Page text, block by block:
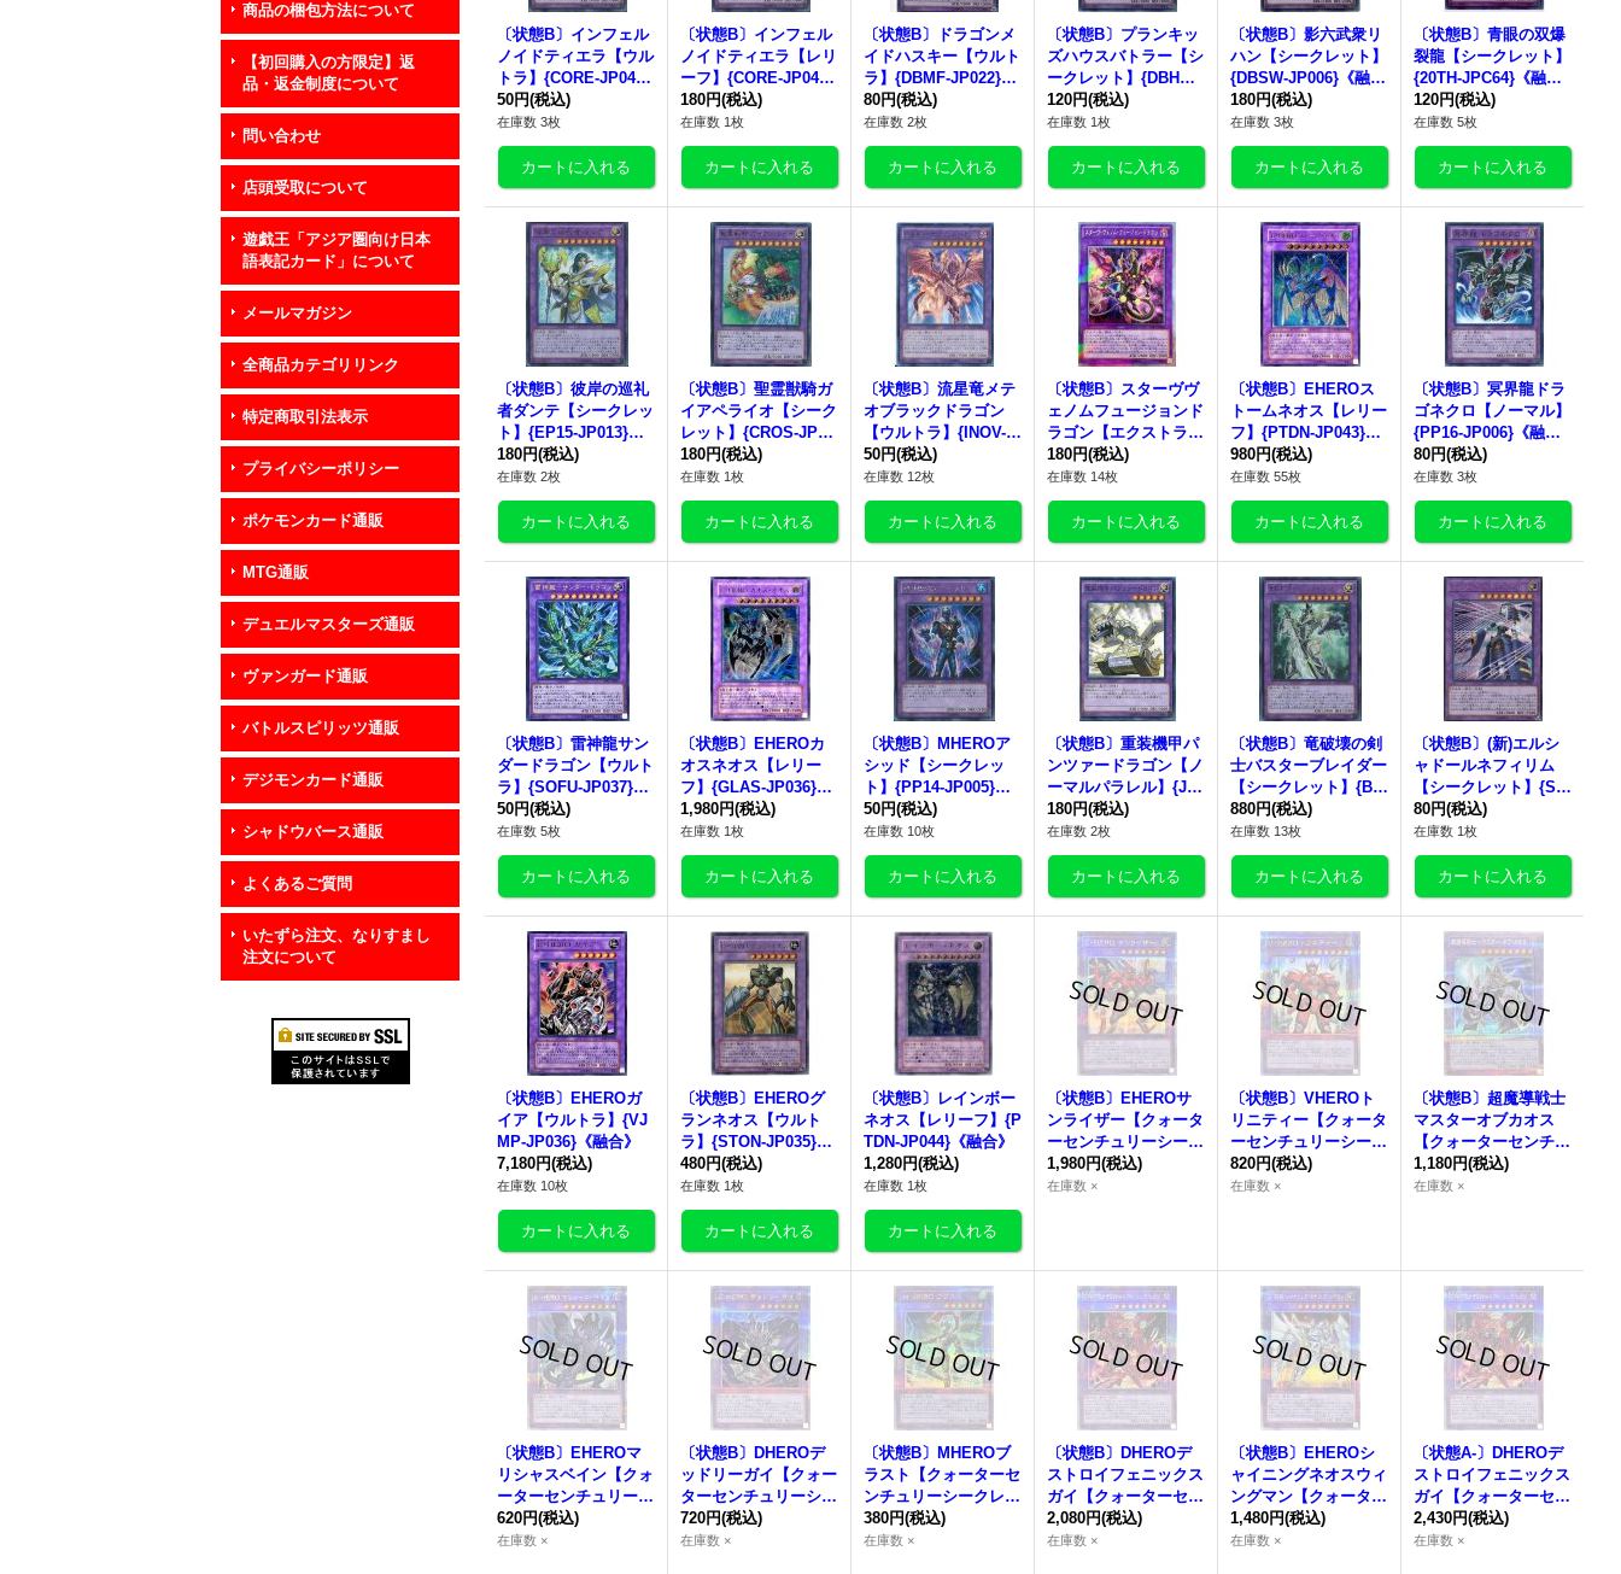
商品の梱包方法について
【初回購入の方限定】返
品・返金制度について
問い合わせ
店頭受取について
遊戯王「アジア圏向け日本
語表記カード」について
メールマガジン
全商品カテゴリリンク
特定商取引法表示
プライバシーポリシー
ポケモンカード通販
MTG通販
デュエルマスターズ通販
ヴァンガード通販
バトルスピリッツ通販
デジモンカード通販
シャドウバース通販
よくあるご質問
いたずら注文、なりすまし
注文について
〔状態B〕インフェル
ノイドティエラ【ウル
トラ】{CORE-JP049}
《融合》
50円(税込)
在庫数 3枚
〔状態B〕インフェル
ノイドティエラ【レリ
ーフ】{CORE-JP049}
《融合》
180円(税込)
在庫数 1枚
〔状態B〕ドラゴンメ
イドハスキー【ウルト
ラ】{DBMF-JP022}
《融合》
80円(税込)
在庫数 2枚
〔状態B〕プランキッ
ズハウスバトラー【シ
ークレット】{DBHS-J
P019}《融合》
120円(税込)
在庫数 1枚
〔状態B〕影六武衆リ
ハン【シークレット】
{DBSW-JP006}《融
合》
180円(税込)
在庫数 3枚
〔状態B〕青眼の双爆
裂龍【シークレット】
{20TH-JPC64}《融
合》
120円(税込)
在庫数 5枚
〔状態B〕彼岸の巡礼
者ダンテ【シークレッ
ト】{EP15-JP013}
《融合》
180円(税込)
在庫数 2枚
〔状態B〕聖霊獣騎ガ
イアペライオ【シーク
レット】{CROS-JP04
5}《融合》
180円(税込)
在庫数 1枚
〔状態B〕流星竜メテ
オブラックドラゴン
【ウルトラ】{INOV-J
P041}《融合》
50円(税込)
在庫数 12枚
〔状態B〕スターヴヴ
ェノムフュージョンド
ラゴン【エクストラシ
ークレット】{DBLE-J
PS04}《融合》
180円(税込)
在庫数 14枚
〔状態B〕EHEROス
トームネオス【レリー
フ】{PTDN-JP043}
《融合》
980円(税込)
在庫数 55枚
〔状態B〕冥界龍ドラ
ゴネクロ【ノーマル】
{PP16-JP006}《融
合》
80円(税込)
在庫数 3枚
〔状態B〕雷神龍サン
ダードラゴン【ウルト
ラ】{SOFU-JP037}
《融合》
50円(税込)
在庫数 5枚
〔状態B〕EHEROカ
オスネオス【レリー
フ】{GLAS-JP036}
《融合》
1,980円(税込)
在庫数 1枚
〔状態B〕MHEROア
シッド【シークレッ
ト】{PP14-JP005}
《融合》
50円(税込)
在庫数 10枚
〔状態B〕重装機甲パ
ンツァードラゴン【ノ
ーマルパラレル】{JF1
4-JP008}《融合》
180円(税込)
在庫数 2枚
〔状態B〕竜破壊の剣
士バスターブレイダー
【シークレット】{BO
SH-JP045}《融合》
880円(税込)
在庫数 13枚
〔状態B〕(新)エルシ
ャドールネフィリム
【シークレット】{SD
37-JPP02}《融合》
80円(税込)
在庫数 1枚
〔状態B〕EHEROガ
イア【ウルトラ】{VJ
MP-JP036}《融合》
7,180円(税込)
在庫数 10枚
〔状態B〕EHEROグ
ランネオス【ウルト
ラ】{STON-JP035}
《融合》
480円(税込)
在庫数 1枚
〔状態B〕レインボー
ネオス【レリーフ】{P
TDN-JP044}《融合》
1,280円(税込)
在庫数 1枚
〔状態B〕EHEROサ
ンライザー【クォータ
ーセンチュリーシーク
レット】{QCCU-JP01
9}《融合》
1,980円(税込)
在庫数 ×
〔状態B〕VHEROト
リニティー【クォータ
ーセンチュリーシーク
レット】{QCCU-JP04
1}《融合》
820円(税込)
在庫数 ×
〔状態B〕超魔導戦士
マスターオブカオス
【クォーターセンチュ
リーシークレット】
{QCCU-JP007}《融
1,180円(税込)
在庫数 ×
〔状態B〕EHEROマ
リシャスベイン【クォ
ーターセンチュリーシ
ークレット】{QCCU-J
P026}《融合》
620円(税込)
在庫数 ×
〔状態B〕DHEROデ
ッドリーガイ【クォー
ターセンチュリーシー
クレット】{QCCU-JP
032}《融合》
720円(税込)
在庫数 ×
〔状態B〕MHEROブ
ラスト【クォーターセ
ンチュリーシークレッ
ト】{QCCU-JP037}
《融合》
380円(税込)
在庫数 ×
〔状態B〕DHEROデ
ストロイフェニックス
ガイ【クォーターセン
チュリーシークレッ
ト】{QCCU-JP033}
2,080円(税込)
在庫数 ×
〔状態B〕EHEROシ
ャイニングネオスウィ
ングマン【クォーター
センチュリーシークレ
ット】{QCCU-JP020}
1,480円(税込)
在庫数 ×
〔状態A-〕DHEROデ
ストロイフェニックス
ガイ【クォーターセン
チュリーシークレッ
ト】{QCCU-JP033}
2,430円(税込)
在庫数 ×